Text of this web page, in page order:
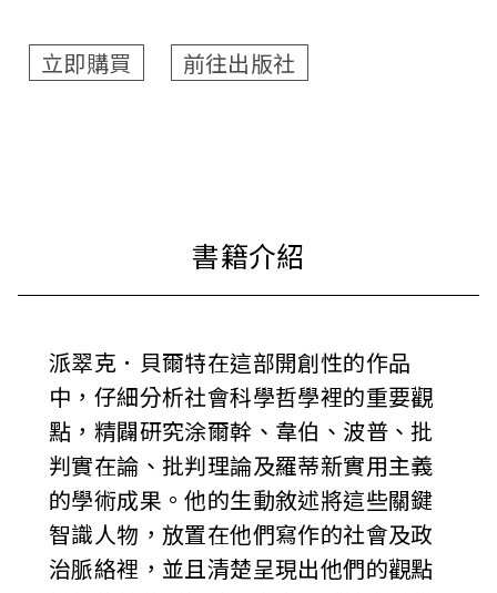
立即購買 前往出版社
派翠克．貝爾特在這部開創性的作品
中，仔細分析社會科學哲學裡的重要觀
點，精闢研究涂爾幹、韋伯、波普、批
判實在論、批判理論及羅蒂新實用主義
的學術成果。他的生動敘述將這些關鍵
智識人物，放置在他們寫作的社會及政
治脈絡裡，並且清楚呈現出他們的觀點